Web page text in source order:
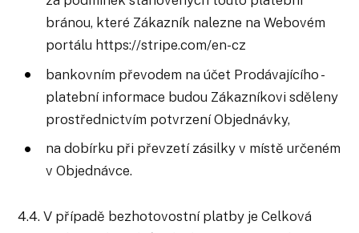
bránou, které Zákazník nalezne na Webovém
portálu https://stripe.com/en-cz
bankovním převodem na účet Prodávajícího -
platební informace budou Zákazníkovi sděleny
prostřednictvím potvrzení Objednávky,
na dobírku při převzetí zásilky v místě určeném
v Objednávce.
4.4. V případě bezhotovostní platby je Celková